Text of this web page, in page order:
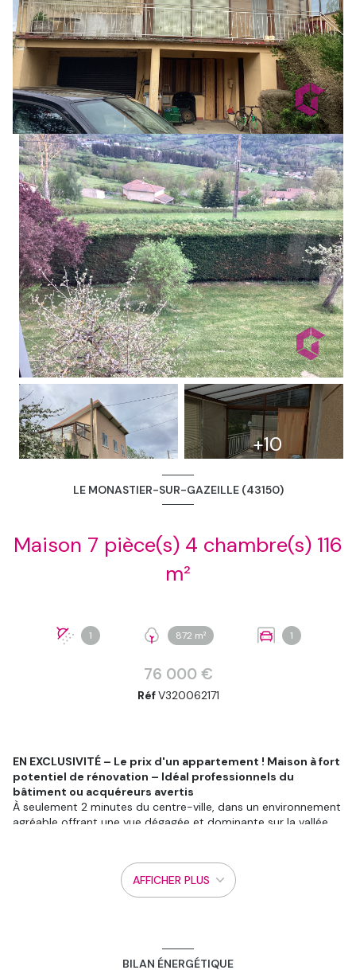
+10
LE MONASTIER-SUR-GAZEILLE (43150)
Maison 7 pièce(s) 4 chambre(s) 116
m²
1 872 m² 1
76 000 €
RéfV320062171
EN EXCLUSIVITÉ – Le prix d'un appartement ! Maison à fort
potentiel de rénovation – Idéal professionnels du
bâtiment ou acquéreurs avertis
À seulement 2 minutes du centre-ville, dans un environnement
agréable offrant une vue dégagée et dominante sur la vallée,
Implantée sur un terrain clos et paysagé d'environ 872 m², elle
développe de beaux volumes répartis sur deux niveaux avec
combles, garage attenant et plusieurs annexes.
ouverte), un dégagement avec plusieurs placards, un WC avec
AFFICHER PLUS
BILAN ÉNERGÉTIQUE